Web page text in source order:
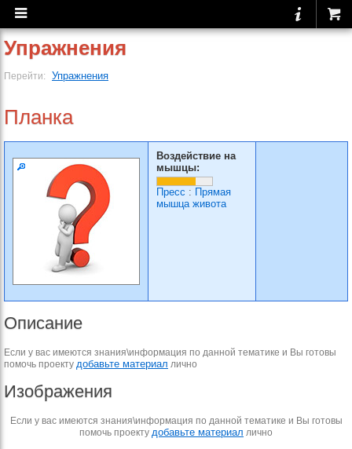
Упражнения
Перейти: Упражнения
Планка
Воздействие на
мышцы:
Пресс : Прямая
мышца живота
Описание
Если у вас имеются знания\информация по данной тематике и Вы готовы
помочь проекту добавьте материал лично
Изображения
Если у вас имеются знания\информация по данной тематике и Вы готовы
помочь проекту добавьте материал лично